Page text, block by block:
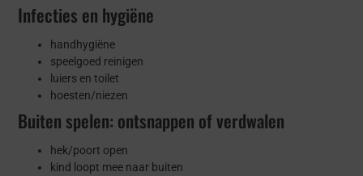
Infecties en hygiëne
handhygiëne
speelgoed reinigen
luiers en toilet
hoesten/niezen
Buiten spelen: ontsnappen of verdwalen
hek/poort open
kind loopt mee naar buiten